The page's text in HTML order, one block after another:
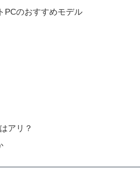
PCのおすすめモデル
アリ？